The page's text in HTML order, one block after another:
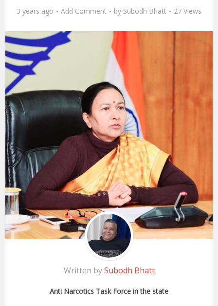
3 years ago Add Comment by Subodh Bhatt 27 Views
Written bySubodh Bhatt
Anti Narcotics Task Force in the state